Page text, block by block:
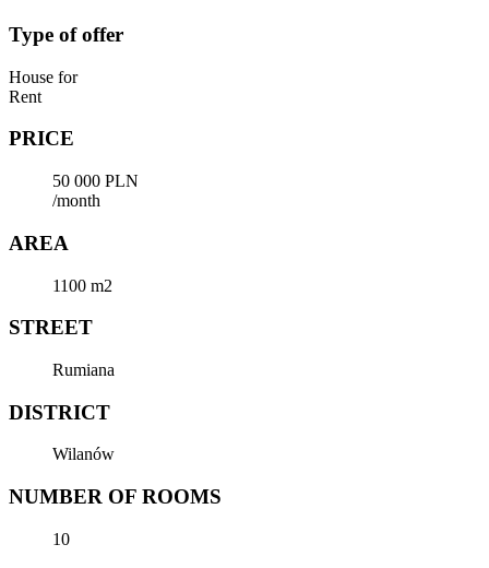
Type of offer
House for
Rent
PRICE
50 000 PLN
/month
AREA
1100 m2
STREET
Rumiana
DISTRICT
Wilanów
NUMBER OF ROOMS
10